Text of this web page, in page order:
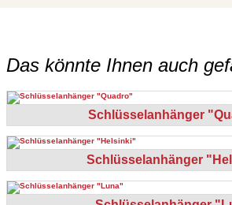
Das könnte Ihnen auch
Schlüsselanhänger
Schlüsselanhänger